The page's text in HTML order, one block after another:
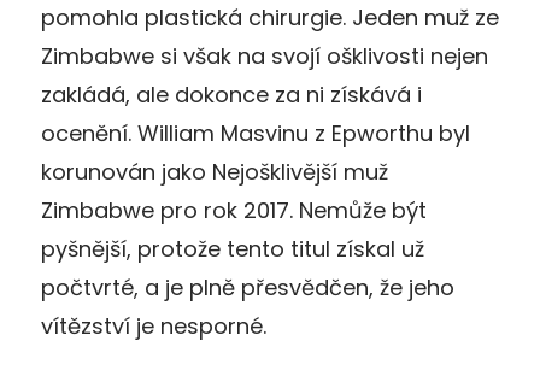
pomohla plastická chirurgie. Jeden muž ze
Zimbabwe si však na svojí ošklivosti nejen
zakládá, ale dokonce za ni získává i
ocenění. William Masvinu z Epworthu byl
korunován jako Nejošklivější muž
Zimbabwe pro rok 2017. Nemůže být
pyšnější, protože tento titul získal už
počtvrté, a je plně přesvědčen, že jeho
vítězství je nesporné.